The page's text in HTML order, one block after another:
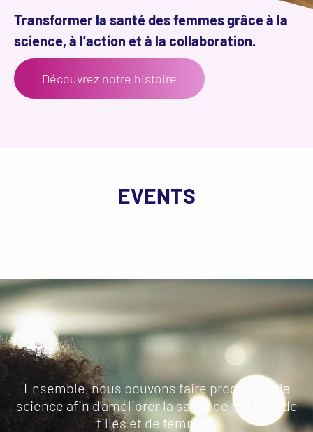
Transformer la santé des femmes grâce à la
science, à l’action et à la collaboration.
Découvrez notre histoire
EVENTS
Ensemble, nous pouvons faire progresser la
science afin d'améliorer la santé de millions de
filles et de femmes.